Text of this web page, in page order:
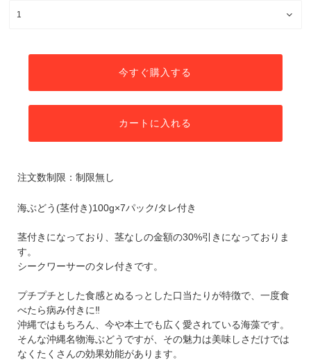
今すぐ購入する
カートに入れる
注文数制限：制限無し
海ぶどう(茎付き)100g×7パック/タレ付き
茎付きになっており、茎なしの金額の30%引きになっておりま
す。
シークワーサーのタレ付きです。
プチプチとした食感とぬるっとした口当たりが特徴で、一度食
べたら病み付きに‼︎
沖縄ではもちろん、今や本土でも広く愛されている海藻です。
そんな沖縄名物海ぶどうですが、その魅力は美味しさだけでは
なくたくさんの効果効能があります。